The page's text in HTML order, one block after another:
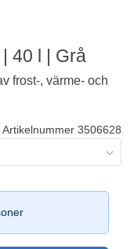
Artikelnummer 3506628
40 l | Grå
frost-, värme- och